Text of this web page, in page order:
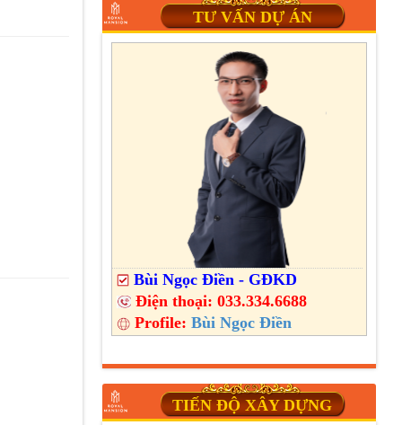
TƯ VẤN DỰ ÁN
Bùi Ngọc Điền - GĐKD
Điện thoại: 033.334.6688
Profile: Bùi Ngọc Điền
TIẾN ĐỘ XÂY DỰNG